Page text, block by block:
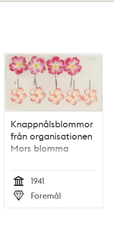
Knappnålsblommor
från organisationen
Mors blomma
Tid
1941
Typ
Föremål